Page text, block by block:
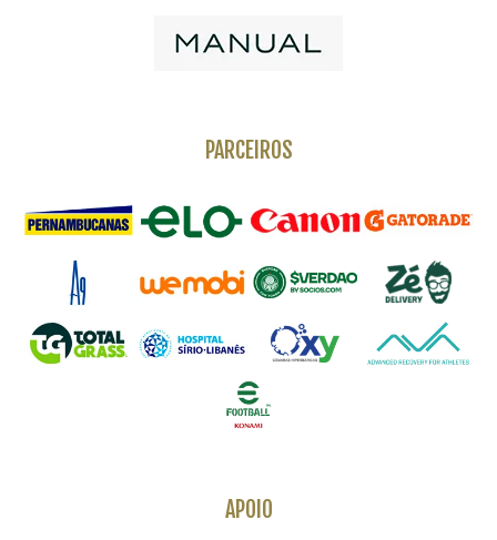
PARCEIROS
APOIO